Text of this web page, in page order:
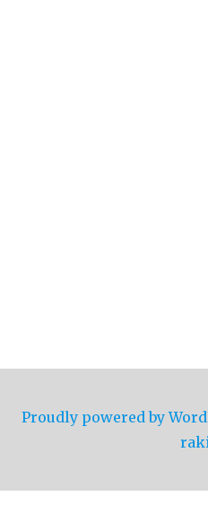
Proudly powered by